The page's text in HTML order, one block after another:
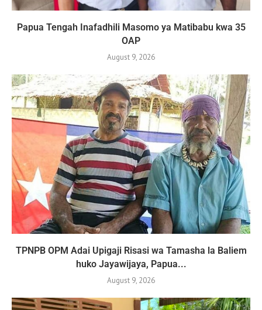
Papua Tengah Inafadhili Masomo ya Matibabu kwa 35
OAP
August 9, 2026
TPNPB OPM Adai Upigaji Risasi wa Tamasha la Baliem
huko Jayawijaya, Papua...
August 9, 2026